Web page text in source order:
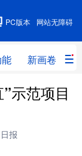
网站无障碍
PC版本
新画卷
新画卷
示范项目
报